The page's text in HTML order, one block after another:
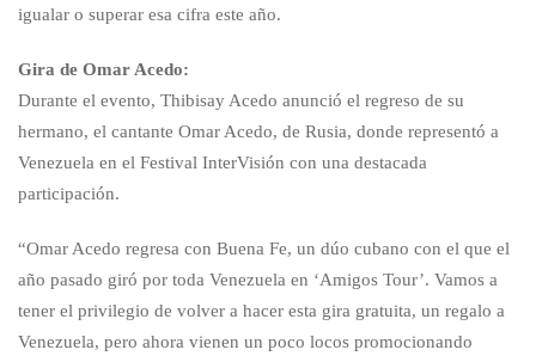
igualar o superar esa cifra este año.
Gira de Omar Acedo:
Durante el evento, Thibisay Acedo anunció el regreso de su
hermano, el cantante Omar Acedo, de Rusia, donde representó a
Venezuela en el Festival InterVisión con una destacada
participación.
“Omar Acedo regresa con Buena Fe, un dúo cubano con el que el
año pasado giró por toda Venezuela en ‘Amigos Tour’. Vamos a
tener el privilegio de volver a hacer esta gira gratuita, un regalo a
Venezuela, pero ahora vienen un poco locos promocionando